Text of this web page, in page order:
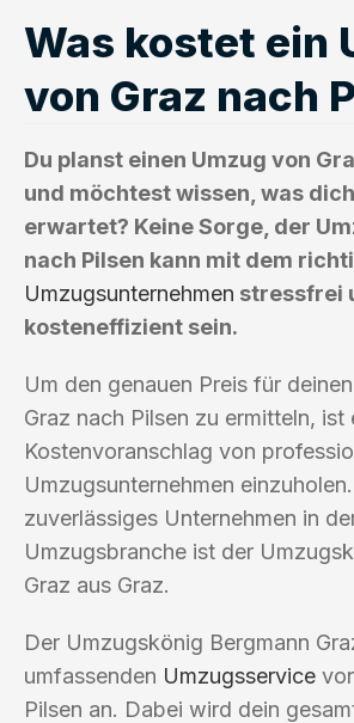
Was kostet ein
von Graz nach
Du planst einen Umzug von
und möchtest wissen, was
erwartet? Keine Sorge, der
nach Pilsen kann mit dem
Umzugsunternehmen stressfrei
kosteneffizient sein.
Um den genauen Preis für
Graz nach Pilsen zu ermitteln, ist
Kostenvoranschlag von
Umzugsunternehmen
zuverlässiges Unternehmen in
Umzugsbranche ist der
Graz aus Graz.
Der Umzugskönig Bergmann
umfassenden Umzugsservice
Pilsen an. Dabei wird dein